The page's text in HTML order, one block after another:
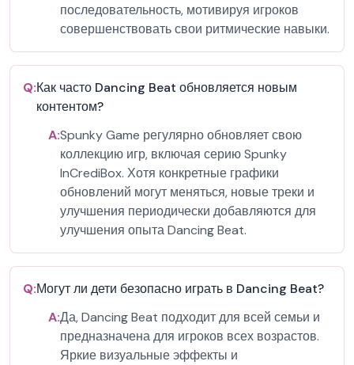
последовательность, мотивируя игроков
совершенствовать свои ритмические навыки.
Q:Как часто Dancing Beat обновляется новым
контентом?
A:Spunky Game регулярно обновляет свою
коллекцию игр, включая серию Spunky
InCrediBox. Хотя конкретные графики
обновлений могут меняться, новые треки и
улучшения периодически добавляются для
улучшения опыта Dancing Beat.
Q:Могут ли дети безопасно играть в Dancing Beat?
A:Да, Dancing Beat подходит для всей семьи и
предназначена для игроков всех возрастов.
Яркие визуальные эффекты и